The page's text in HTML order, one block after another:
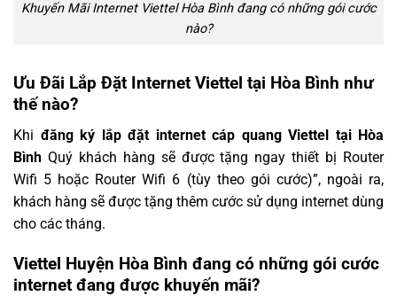
Khuyến Mãi Internet Viettel Hòa Bình đang có những gói cước
nào?
Ưu Đãi Lắp Đặt Internet Viettel tại Hòa Bình như
thế nào?
Khi đăng ký lắp đặt internet cáp quang Viettel tại Hòa
Bình Quý khách hàng sẽ được tặng ngay thiết bị Router
Wifi 5 hoặc Router Wifi 6 (tùy theo gói cước)”, ngoài ra,
khách hàng sẽ được tặng thêm cước sử dụng internet dùng
cho các tháng.
Viettel Huyện Hòa Bình đang có những gói cước
internet đang được khuyến mãi?